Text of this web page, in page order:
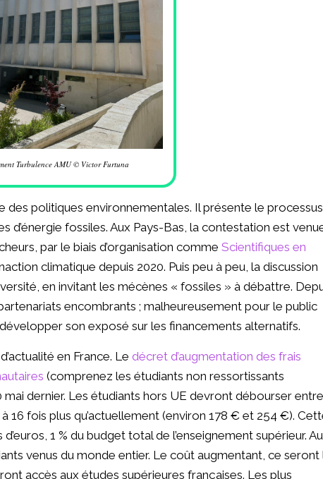
Turbulence AMU © Victor Furtuna
des politiques environnementales. Il présente le processus
d’énergie fossiles. Aux Pays-Bas, la contestation est
par le biais d’organisation comme Scientifiques en
climatique depuis 2020. Puis peu à peu, la discussion
en invitant les mécènes « fossiles » à débattre.
encombrants ; malheureusement pour le public
son exposé sur les financements alternatifs.
en France. Le décret d’augmentation des frais
(comprenez les étudiants non ressortissants
dernier. Les étudiants hors UE devront débourser
16 fois plus qu’actuellement (environ 178 € et 254 €).
1 % du budget total de l’enseignement supérieur. Au
venus du monde entier. Le coût augmentant, ce seront
accès aux études supérieures françaises. Les plus